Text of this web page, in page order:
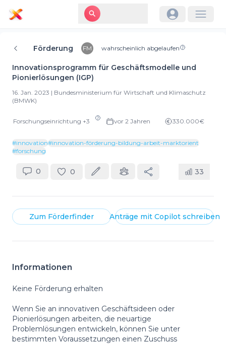
Förderung FM wahrscheinlich abgelaufen
Innovationsprogramm für Geschäftsmodelle und
Pionierlösungen (IGP)
16. Jan. 2023 | Bundesministerium für Wirtschaft und Klimaschutz
(BMWK)
Forschungseinrichtung +3 vor 2 Jahren 330.000€
#innovation#innovation-förderung-bildung-arbeit-marktorientiert-
#forschung
0 0 33
Zum Förderfinder Anträge mit Copilotschreiben
Informationen
Keine Förderung erhalten
Wenn Sie an innovativen Geschäftsideen oder
Pionierlösungen arbeiten, die neuartige
Problemlösungen entwickeln, können Sie unter
bestimmten Voraussetzungen einen Zuschuss